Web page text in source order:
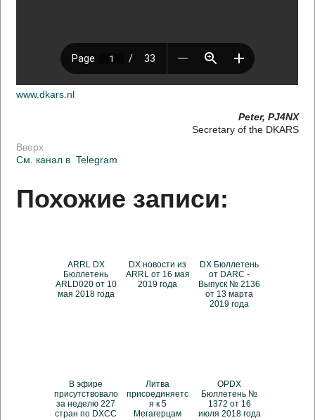
www.dkars.nl
Peter, PJ4NX
Secretary of the DKARS
Вверх
См. канал в Telegram
Похожие записи:
ARRL DX
Бюллетень
ARLD020 от 10
мая 2018 года
DX новости из
ARRL от 16 мая
2019 года
DX Бюллетень
от DARC -
Выпуск № 2136
от 13 марта
2019 года
В эфире
присутствовало
за неделю 227
стран по DXCC
Литва
присоединяетс
я к 5
Мегагерцам
OPDX
Бюллетень №
1372 от 16
июля 2018 года